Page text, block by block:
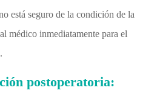
está seguro de la condición de la
médico inmediatamente para el
postoperatoria: